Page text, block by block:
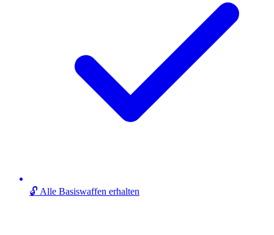
🔓 Alle Basiswaffen erhalten